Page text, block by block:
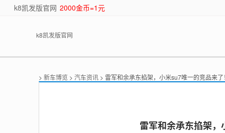
k8凯发版官网 2000金币=1元
k8凯发版官网
> 新车博览 > 汽车资讯 > 雷军和余承东掐架，小米su7唯一的竞品来了
雷军和余承东掐架